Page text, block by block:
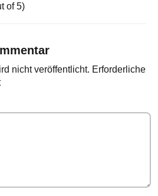
of 5)
nicht veröffentlicht. Erforderliche